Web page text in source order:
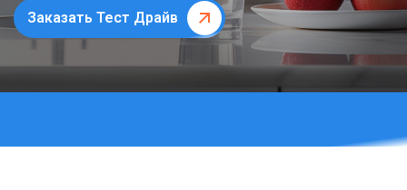
Заказать Тест Драйв